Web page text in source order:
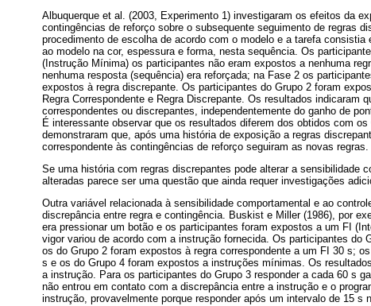
Albuquerque et al. (2003, Experimento 1) investigaram os efeitos da
contingências de reforço sobre o subsequente seguimento de regras
procedimento de escolha de acordo com o modelo e a tarefa
ao modelo na cor, espessura e forma, nesta sequência. Os
(Instrução Mínima) os participantes não eram expostos a nenhuma
nenhuma resposta (sequência) era reforçada; na Fase 2 os
expostos à regra discrepante. Os participantes do Grupo 2 foram
Regra Correspondente e Regra Discrepante. Os resultados indicaram
correspondentes ou discrepantes, independentemente do ganho de
É interessante observar que os resultados diferem dos obtidos com
demonstraram que, após uma história de exposição a regras
correspondente às contingências de reforço seguiram as novas regras.
Se uma história com regras discrepantes pode alterar a sensibilidade
alteradas parece ser uma questão que ainda requer investigações
Outra variável relacionada à sensibilidade comportamental e ao
discrepância entre regra e contingência. Buskist e Miller (1986), por
era pressionar um botão e os participantes foram expostos a um FI
vigor variou de acordo com a instrução fornecida. Os participantes do
os do Grupo 2 foram expostos à regra correspondente a um FI 30 s;
s e os do Grupo 4 foram expostos a instruções mínimas. Os
a instrução. Para os participantes do Grupo 3 responder a cada 60 s
não entrou em contato com a discrepância entre a instrução e o
instrução, provavelmente porque responder após um intervalo de 15 s